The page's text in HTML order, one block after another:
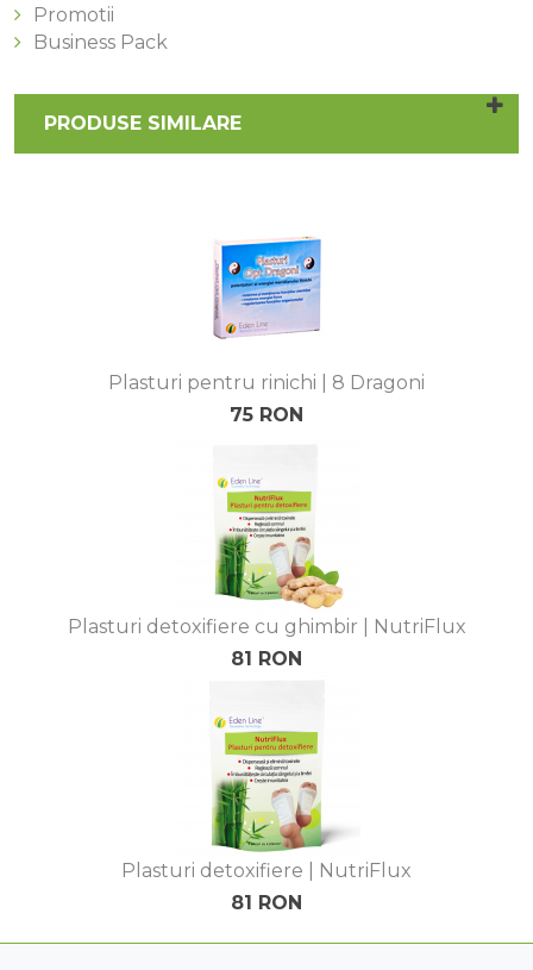
Promotii
Business Pack
PRODUSE SIMILARE
Plasturi pentru rinichi | 8 Dragoni
75 RON
Plasturi detoxifiere cu ghimbir | NutriFlux
81 RON
Plasturi detoxifiere | NutriFlux
81 RON